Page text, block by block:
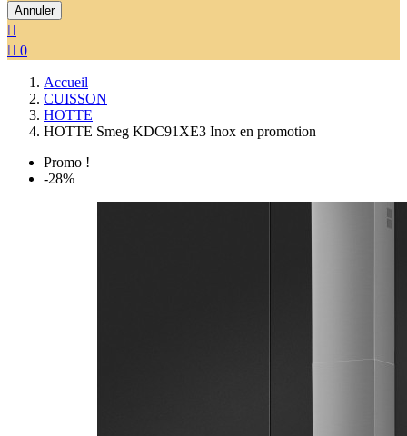
Annuler

 0
Accueil
CUISSON
HOTTE
HOTTE Smeg KDC91XE3 Inox en promotion
Promo !
-28%